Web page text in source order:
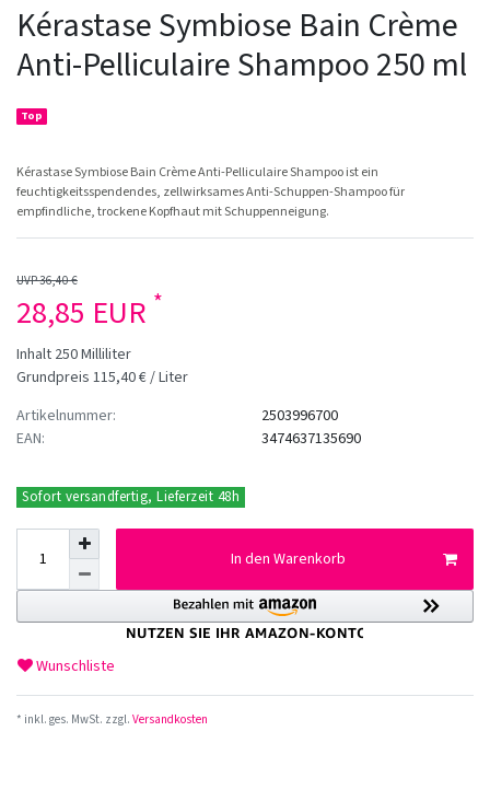
Kérastase Symbiose Bain Crème
Anti-Pelliculaire Shampoo 250 ml
Top
Kérastase Symbiose Bain Crème Anti-Pelliculaire Shampoo ist ein
feuchtigkeitsspendendes, zellwirksames Anti-Schuppen-Shampoo für
empfindliche, trockene Kopfhaut mit Schuppenneigung.
UVP 36,40 €
28,85 EUR *
Inhalt 250Milliliter
Grundpreis 115,40 € / Liter
Artikelnummer:
EAN:
2503996700
3474637135690
Sofort versandfertig, Lieferzeit 48h
In den Warenkorb
Wunschliste
* inkl. ges. MwSt. zzgl. Versandkosten